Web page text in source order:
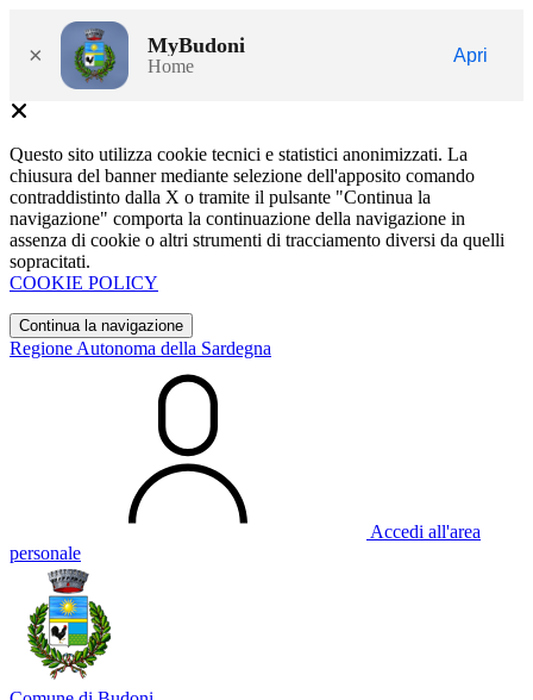
× MyBudoni
Home
Apri
Questo sito utilizza cookie tecnici e statistici anonimizzati. La
chiusura del banner mediante selezione dell'apposito comando
contraddistinto dalla X o tramite il pulsante "Continua la
navigazione" comporta la continuazione della navigazione in
assenza di cookie o altri strumenti di tracciamento diversi da quelli
sopracitati.
COOKIE POLICY
Continua la navigazione
Regione Autonoma della Sardegna
Accedi all'area
personale